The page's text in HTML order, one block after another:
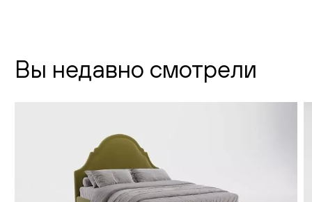
Вы недавно смотрели